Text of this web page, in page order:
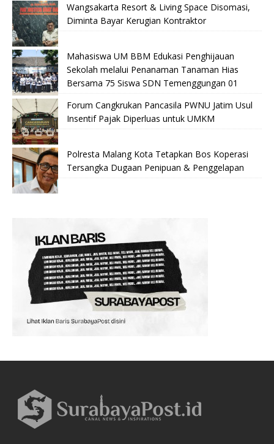
Wangsakarta Resort & Living Space Disomasi,
Diminta Bayar Kerugian Kontraktor
Mahasiswa UM BBM Edukasi Penghijauan
Sekolah melalui Penanaman Tanaman Hias
Bersama 75 Siswa SDN Temenggungan 01
Forum Cangkrukan Pancasila PWNU Jatim Usul
Insentif Pajak Diperluas untuk UMKM
Polresta Malang Kota Tetapkan Bos Koperasi
Tersangka Dugaan Penipuan & Penggelapan